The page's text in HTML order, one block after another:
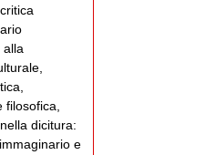
alla
filosofica,
dicitura:
e